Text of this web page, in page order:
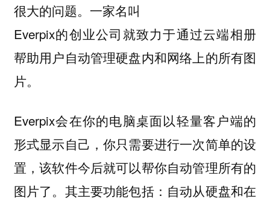
很大的问题。一家名叫
Everpix的创业公司就致力于通过云端相册
帮助用户自动管理硬盘内和网络上的所有图
片。
Everpix会在你的电脑桌面以轻量客户端的
形式显示自己，你只需要进行一次简单的设
置，该软件今后就可以帮你自动管理所有的
图片了。其主要功能包括：自动从硬盘和在